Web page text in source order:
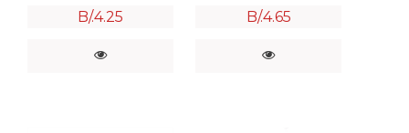
B/.4.25
B/.4.65